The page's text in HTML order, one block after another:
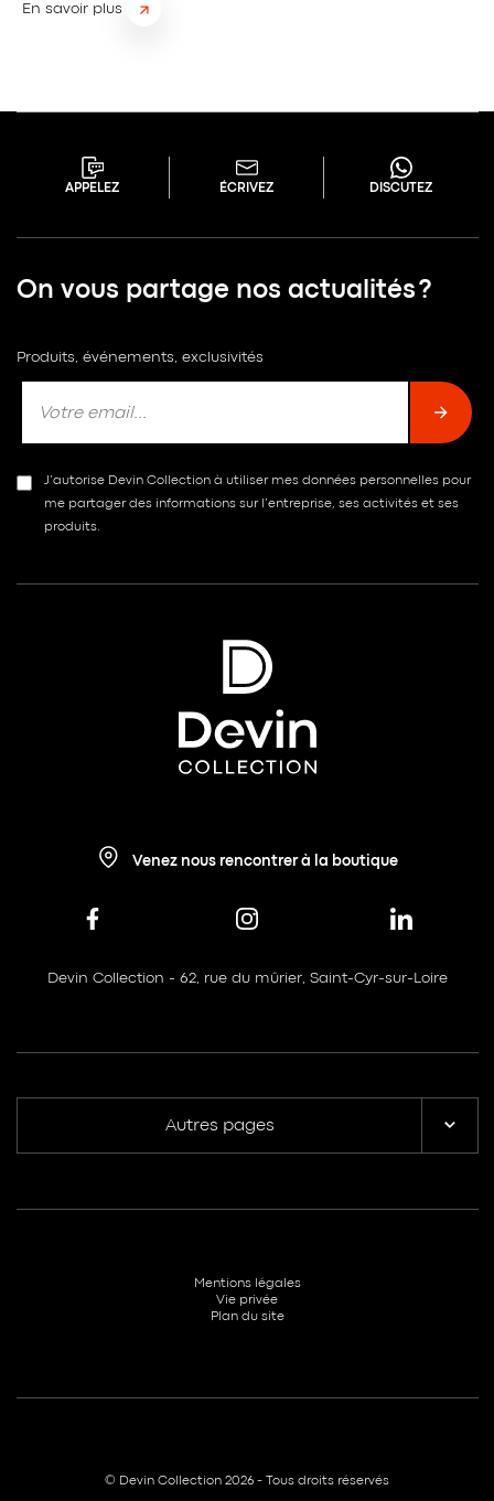
En savoir plus
APPELEZ ÉCRIVEZ DISCUTEZ
On vous partage nos actualités ?
Produits, événements, exclusivités
J’autorise Devin Collection à utiliser mes données personnelles pour
me partager des informations sur l’entreprise, ses activités et ses
produits.
Venez nous rencontrer à la boutique
Devin Collection - 62, rue du mûrier, Saint-Cyr-sur-Loire
Autres pages
© Devin Collection 2026 - Tous droits réservés
Mentions légales
Vie privée
Plan du site